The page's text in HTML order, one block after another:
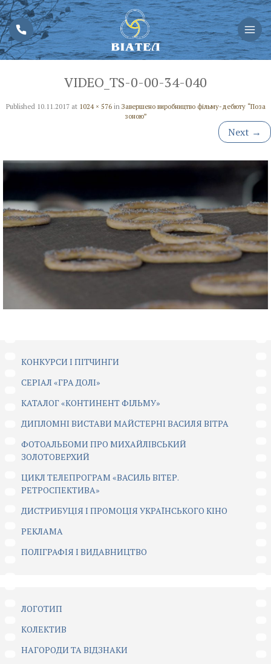
VIDEO_TS-0-00-34-040
Published 10.11.2017at 1024 × 576in Завершено виробництво фільму-дебюту “Поза
зоною”
Next →
КОНКУРСИ І ПІТЧИНГИ
CЕРІАЛ «ГРА ДОЛІ»
КАТАЛОГ «КОНТИНЕНТ ФІЛЬМУ»
ДИПЛОМНІ ВИСТАВИ МАЙСТЕРНІ ВАСИЛЯ ВІТРА
ФОТОАЛЬБОМИ ПРО МИХАЙЛІВСЬКИЙ
ЗОЛОТОВЕРХИЙ
ЦИКЛ ТЕЛЕПРОГРАМ «ВАСИЛЬ ВІТЕР.
РЕТРОСПЕКТИВА»
ДИСТРИБУЦІЯ І ПРОМОЦІЯ УКРАЇНСЬКОГО КІНО
РЕКЛАМА
ПОЛІГРАФІЯ І ВИДАВНИЦТВО
ЛОГОТИП
КОЛЕКТИВ
НАГОРОДИ ТА ВІДЗНАКИ